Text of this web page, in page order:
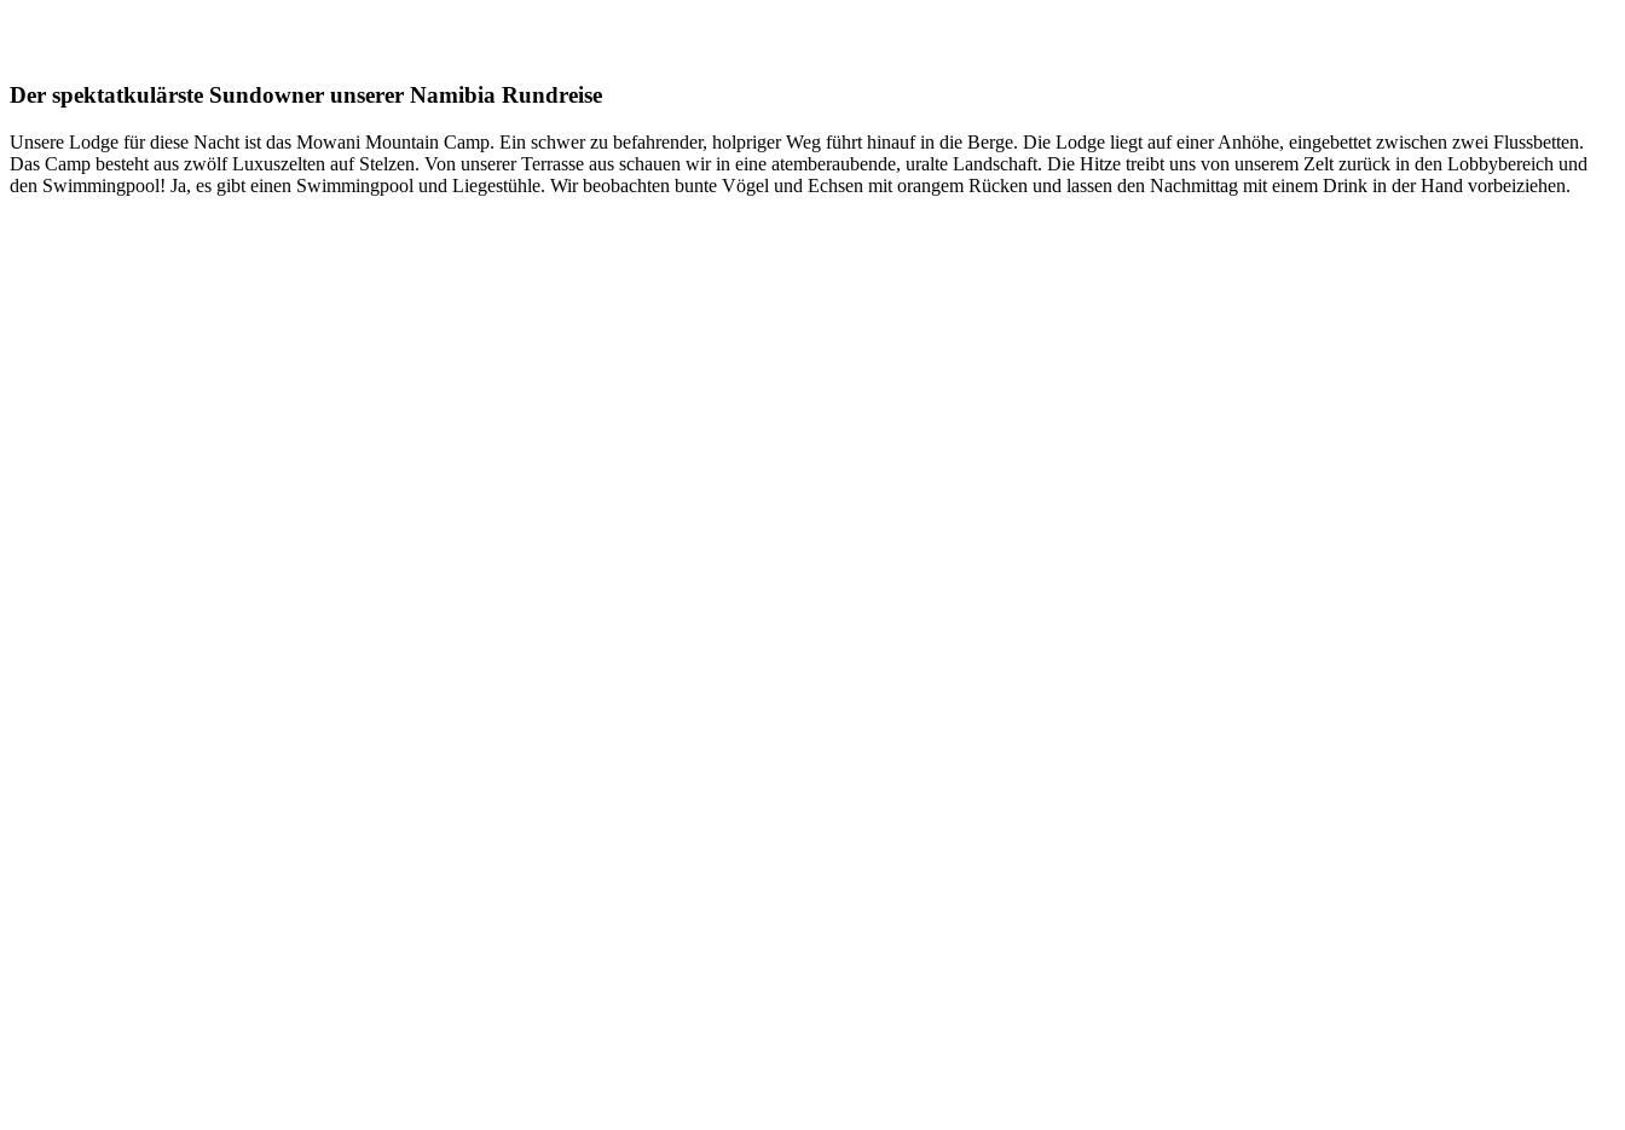
Der spektatkulärste Sundowner unserer Namibia Rundreise
Unsere Lodge für diese Nacht ist das Mowani Mountain Camp. Ein schwer zu befahrender, holpriger Weg führt hinauf in die Berge. Die Lodge liegt auf einer Anhöhe, eingebettet zwischen zwei Flussbetten.
Das Camp besteht aus zwölf Luxuszelten auf Stelzen. Von unserer Terrasse aus schauen wir in eine atemberaubende, uralte Landschaft. Die Hitze treibt uns von unserem Zelt zurück in den Lobbybereich und
den Swimmingpool! Ja, es gibt einen Swimmingpool und Liegestühle. Wir beobachten bunte Vögel und Echsen mit orangem Rücken und lassen den Nachmittag mit einem Drink in der Hand vorbeiziehen.